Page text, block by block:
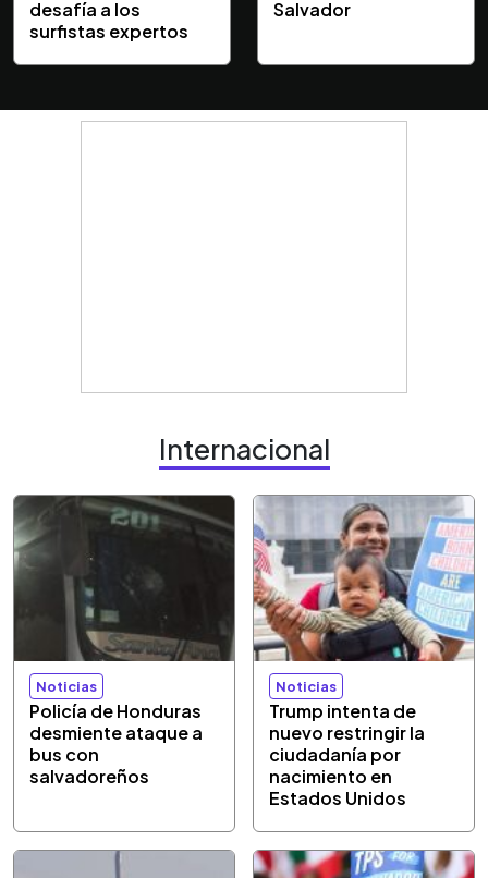
desafía a los
surfistas expertos
Salvador
Internacional
Noticias
Policía de Honduras
desmiente ataque a
bus con
salvadoreños
Noticias
Trump intenta de
nuevo restringir la
ciudadanía por
nacimiento en
Estados Unidos